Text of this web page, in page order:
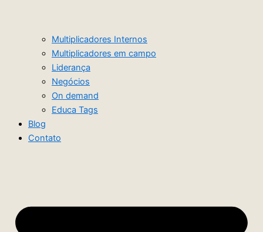
Multiplicadores Internos
Multiplicadores em campo
Liderança
Negócios
On demand
Educa Tags
Blog
Contato